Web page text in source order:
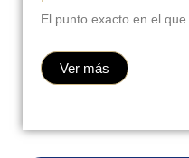
Ver más